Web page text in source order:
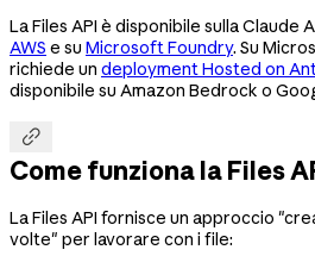
La Files API è disponibile sulla Claude
AWS e su Microsoft Foundry. Su
richiede un deployment Hosted on
disponibile su Amazon Bedrock o

Come funziona la Files
La Files API fornisce un approccio
volte" per lavorare con i file: